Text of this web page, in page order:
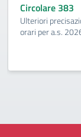
Circolare 383
Ulteriori
orari per a.s.